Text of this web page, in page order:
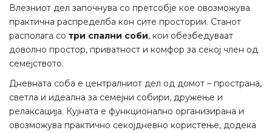
Влезниот дел започнува со претсобје кое овозможува
практична распределба кон сите простории. Станот
располага со три спални соби, кои обезбедуваат
доволно простор, приватност и комфор за секој член од
семејството.
Дневната соба е централниот дел од домот – пространа,
светла и идеална за семејни собири, дружење и
релаксација. Кујната е функционално организирана и
овозможува практично секојдневно користење, додека